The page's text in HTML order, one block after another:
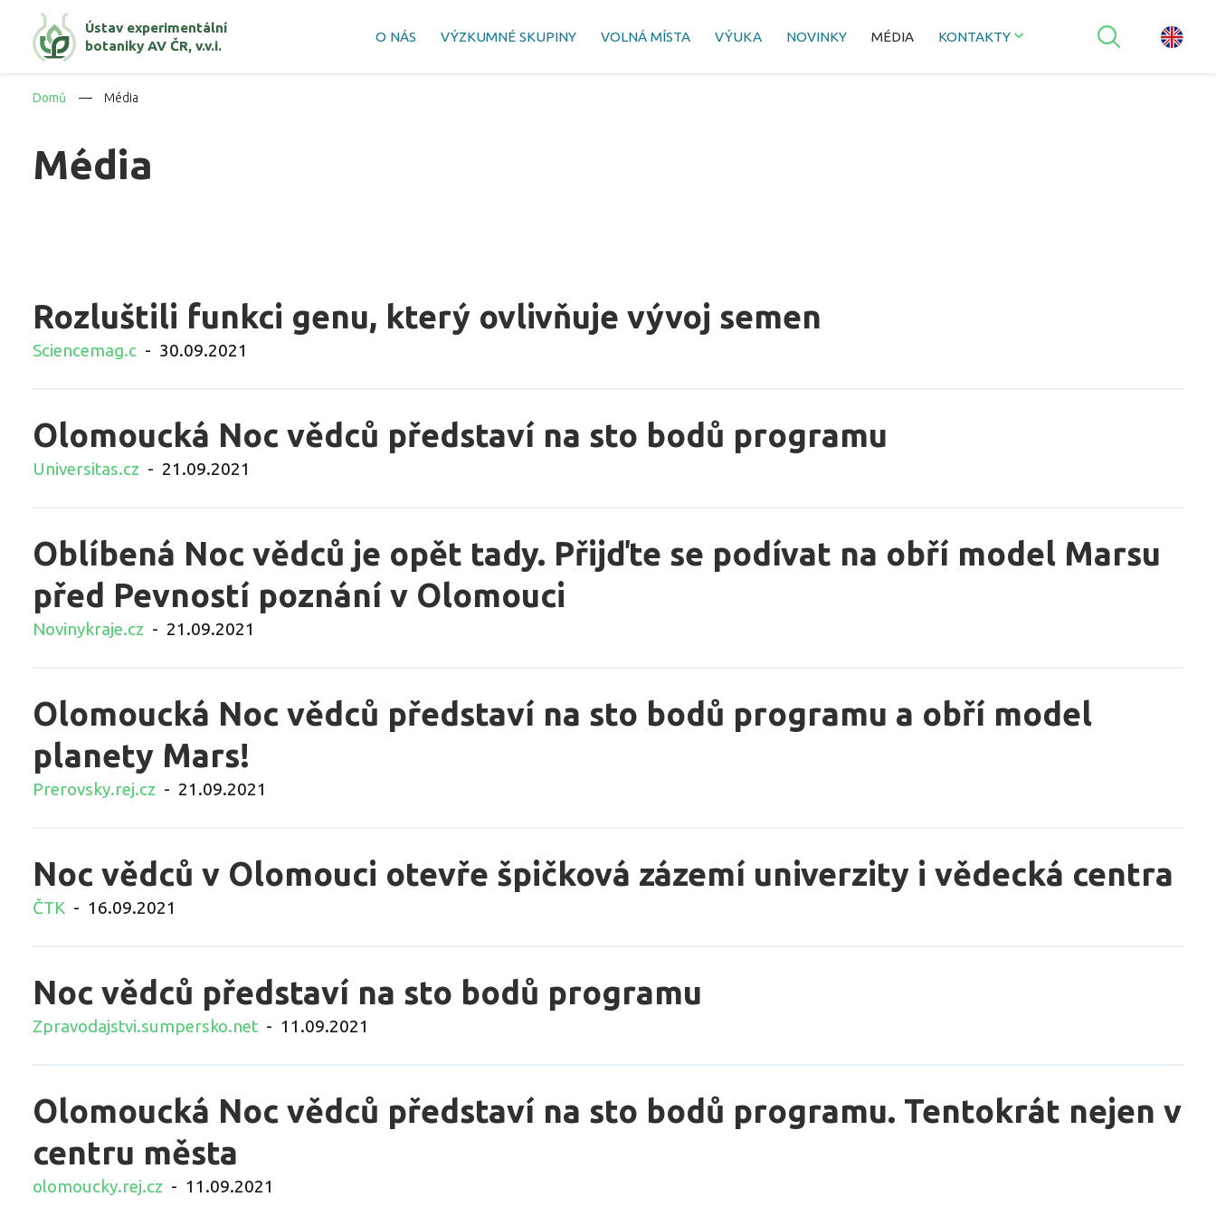
Ústav experimentální
botaniky AV ČR, v.v.i.
O NÁS VÝZKUMNÉ SKUPINY VOLNÁ MÍSTA VÝUKA NOVINKY MÉDIA KONTAKTY
Domů Média
Média
Rozluštili funkci genu, který ovlivňuje vývoj semen
Sciencemag.c - 30.09.2021
Olomoucká Noc vědců představí na sto bodů programu
Universitas.cz - 21.09.2021
Oblíbená Noc vědců je opět tady. Přijďte se podívat na obří model Marsu
před Pevností poznání v Olomouci
Novinykraje.cz - 21.09.2021
Olomoucká Noc vědců představí na sto bodů programu a obří model
planety Mars!
Prerovsky.rej.cz - 21.09.2021
Noc vědců v Olomouci otevře špičková zázemí univerzity i vědecká centra
ČTK - 16.09.2021
Noc vědců představí na sto bodů programu
Zpravodajstvi.sumpersko.net - 11.09.2021
Olomoucká Noc vědců představí na sto bodů programu. Tentokrát nejen v
centru města
olomoucky.rej.cz - 11.09.2021